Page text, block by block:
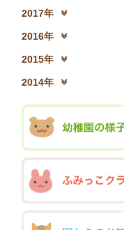
2018年12月(08)
2017年
2017年12月(04)
2016年
2016年12月(03)
2015年
2015年12月(05)
2014年